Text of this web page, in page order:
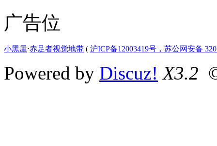
广告位
小黑屋⋅赤足者视觉地带 ( 沪ICP备12003419号，苏公网安备
Powered by Discuz! X3.2